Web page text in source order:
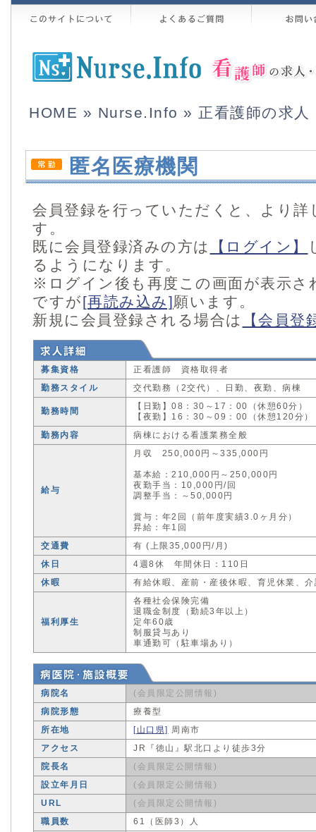
HOME » Nurse.Info » 正看護師の求人
匿名医療機関
会員登録を行っていただくと、より
す。
既に会員登録済みの方は
【ログイン】
るようになります。
※ログイン後も再度この画面が表示さ
ですが[再読み込み]願います。
新規に会員登録される場合は
【会員登
募集資格
正看護師 資格取得者
勤務スタイル
交代勤務（2交代）、日勤、夜勤、病棟
勤務時間
【日勤】08：30～17：00（休憩60分）
【夜勤】16：30～09：00（休憩120分）
勤務内容
病棟における看護業務全般
給与
月収 250,000円～335,000円
基本給：210,000円～250,000円
夜勤手当：10,000円/回
調整手当：～50,000円
賞与：年2回（前年度実績3.0ヶ月分）
昇給：年1回
交通費
有 (上限35,000円/月)
休日
4週8休 年間休日：110日
休暇
有給休暇、産前・産後休暇、育児休業、
福利厚生
各種社会保険完備
退職金制度（勤続3年以上）
定年60歳
制服貸与あり
車通勤可（駐車場あり）
病院名
(会員限定公開情報)
病院形態
療養型
所在地
[山口県] 周南市
アクセス
JR『徳山』駅北口より徒歩3分
院長名
(会員限定公開情報)
設立年月日
(会員限定公開情報)
URL
(会員限定公開情報)
職員数
61（医師3）人